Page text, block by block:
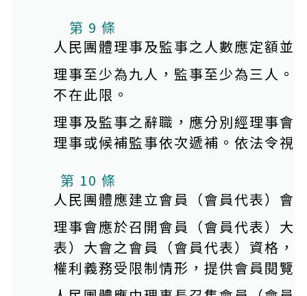
第 9 條
人民團體理事及監事之人數應定額並
理事至少為九人，監事至少為三人。
不在此限。
理事及監事之辭職，應分別經理事會
理事或候補監事依次遞補。依法令視
第 10 條
人民團體應建立會員（會員代表）會
理事會應於召開會員（會員代表）大
表）大會之會員（會員代表）資格，
權利義務受限制情形，提供會員閱覽